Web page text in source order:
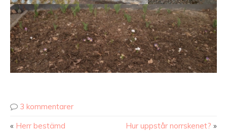
3 kommentarer
« Herr bestämd Hur uppstår norrskenet? »